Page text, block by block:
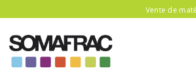
Vente de